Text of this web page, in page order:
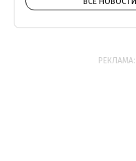
РЕКЛАМА: